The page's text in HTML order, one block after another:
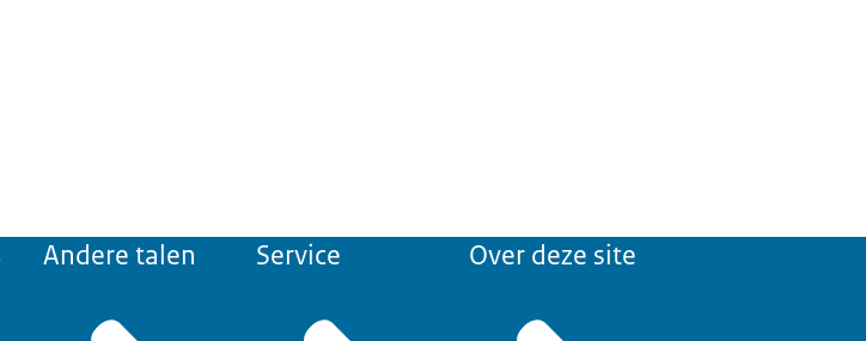
Andere talen Service Over deze site